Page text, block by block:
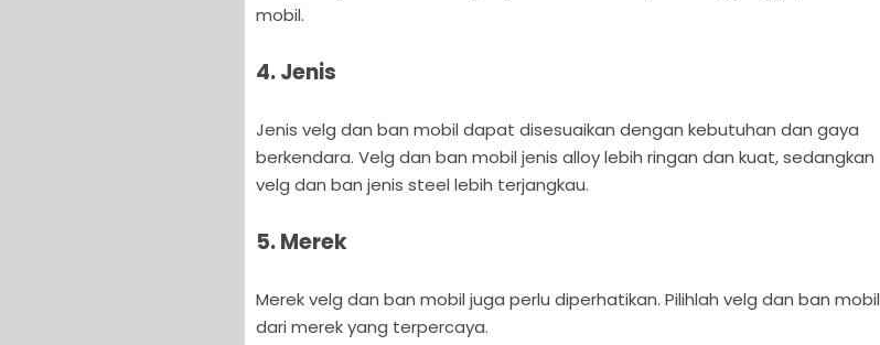
mobil.
4. Jenis
Jenis velg dan ban mobil dapat disesuaikan dengan kebutuhan dan gaya
berkendara. Velg dan ban mobil jenis alloy lebih ringan dan kuat, sedangkan
velg dan ban jenis steel lebih terjangkau.
5. Merek
Merek velg dan ban mobil juga perlu diperhatikan. Pilihlah velg dan ban mobil
dari merek yang terpercaya.